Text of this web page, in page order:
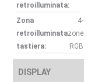
retroilluminata:
Zona
retroilluminata
tastiera:
4-
zone
RGB
DISPLAY